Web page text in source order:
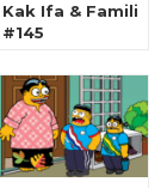
Kak Ifa & Famili
#145